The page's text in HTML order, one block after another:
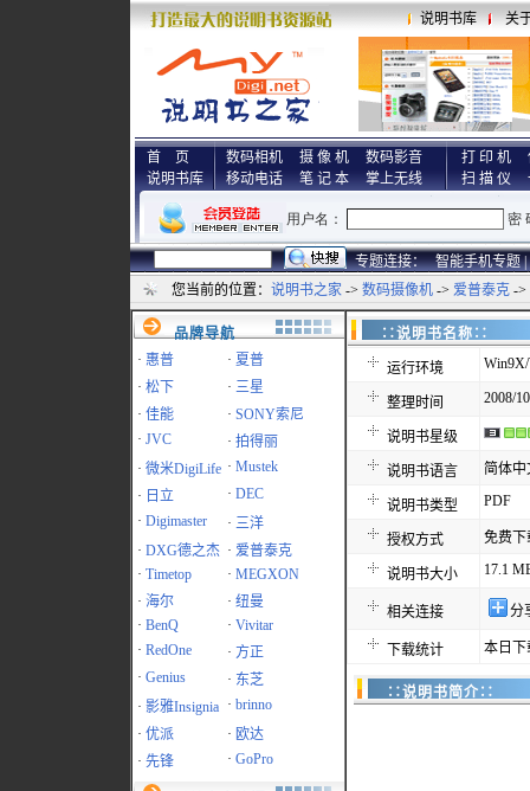
说明书库 关
首 页
说明书库
数码相机 摄 像 机
数码影音
移动电话
笔 记 本 掌上无线
打 印 机
扫 描 仪
专题连接： 智能手机专题 |
您当前的位置： 说明书之家 -> 数码摄像机 -> 爱普泰克 ->
品牌导航
· 惠普 · 夏普
· 松下 · 三星
· 佳能 · SONY索尼
· JVC · 拍得丽
· 微米DigiLife · Mustek
· 日立 · DEC
· Digimaster · 三洋
· DXG德之杰 · 爱普泰克
· Timetop · MEGXON
· 海尔 · 纽曼
· BenQ · Vivitar
· RedOne · 方正
· Genius · 东芝
· 影雅Insignia · brinno
· 优派 · 欧达
· 先锋 · GoPro
∷说明书名
运行环境
整理时间 2008/
说明书星级
说明书语言 简体中
说明书类型 PDF
授权方式 免费下
说明书大小 17.1
相关连接 分
下载统计 本日
∷说明书简介∷